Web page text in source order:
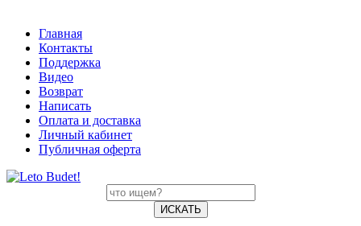
Главная
Контакты
Поддержка
Видео
Возврат
Написать
Оплата и доставка
Личный кабинет
Публичная оферта